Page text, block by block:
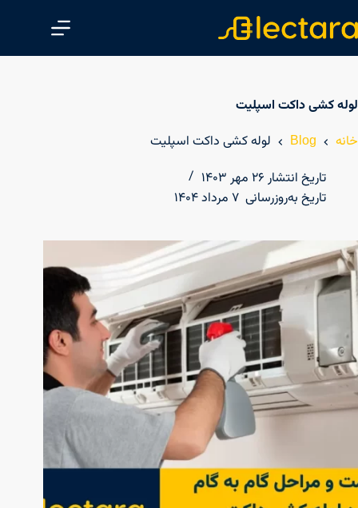
ش
لوله کشی داکت اسپلیت
خانه
Blog
لوله کشی داکت اسپلیت
تاریخ انتشار ۲۶ مهر ۱۴۰۳
تاریخ به‌روزرسانی ۷ مرداد ۱۴۰۴